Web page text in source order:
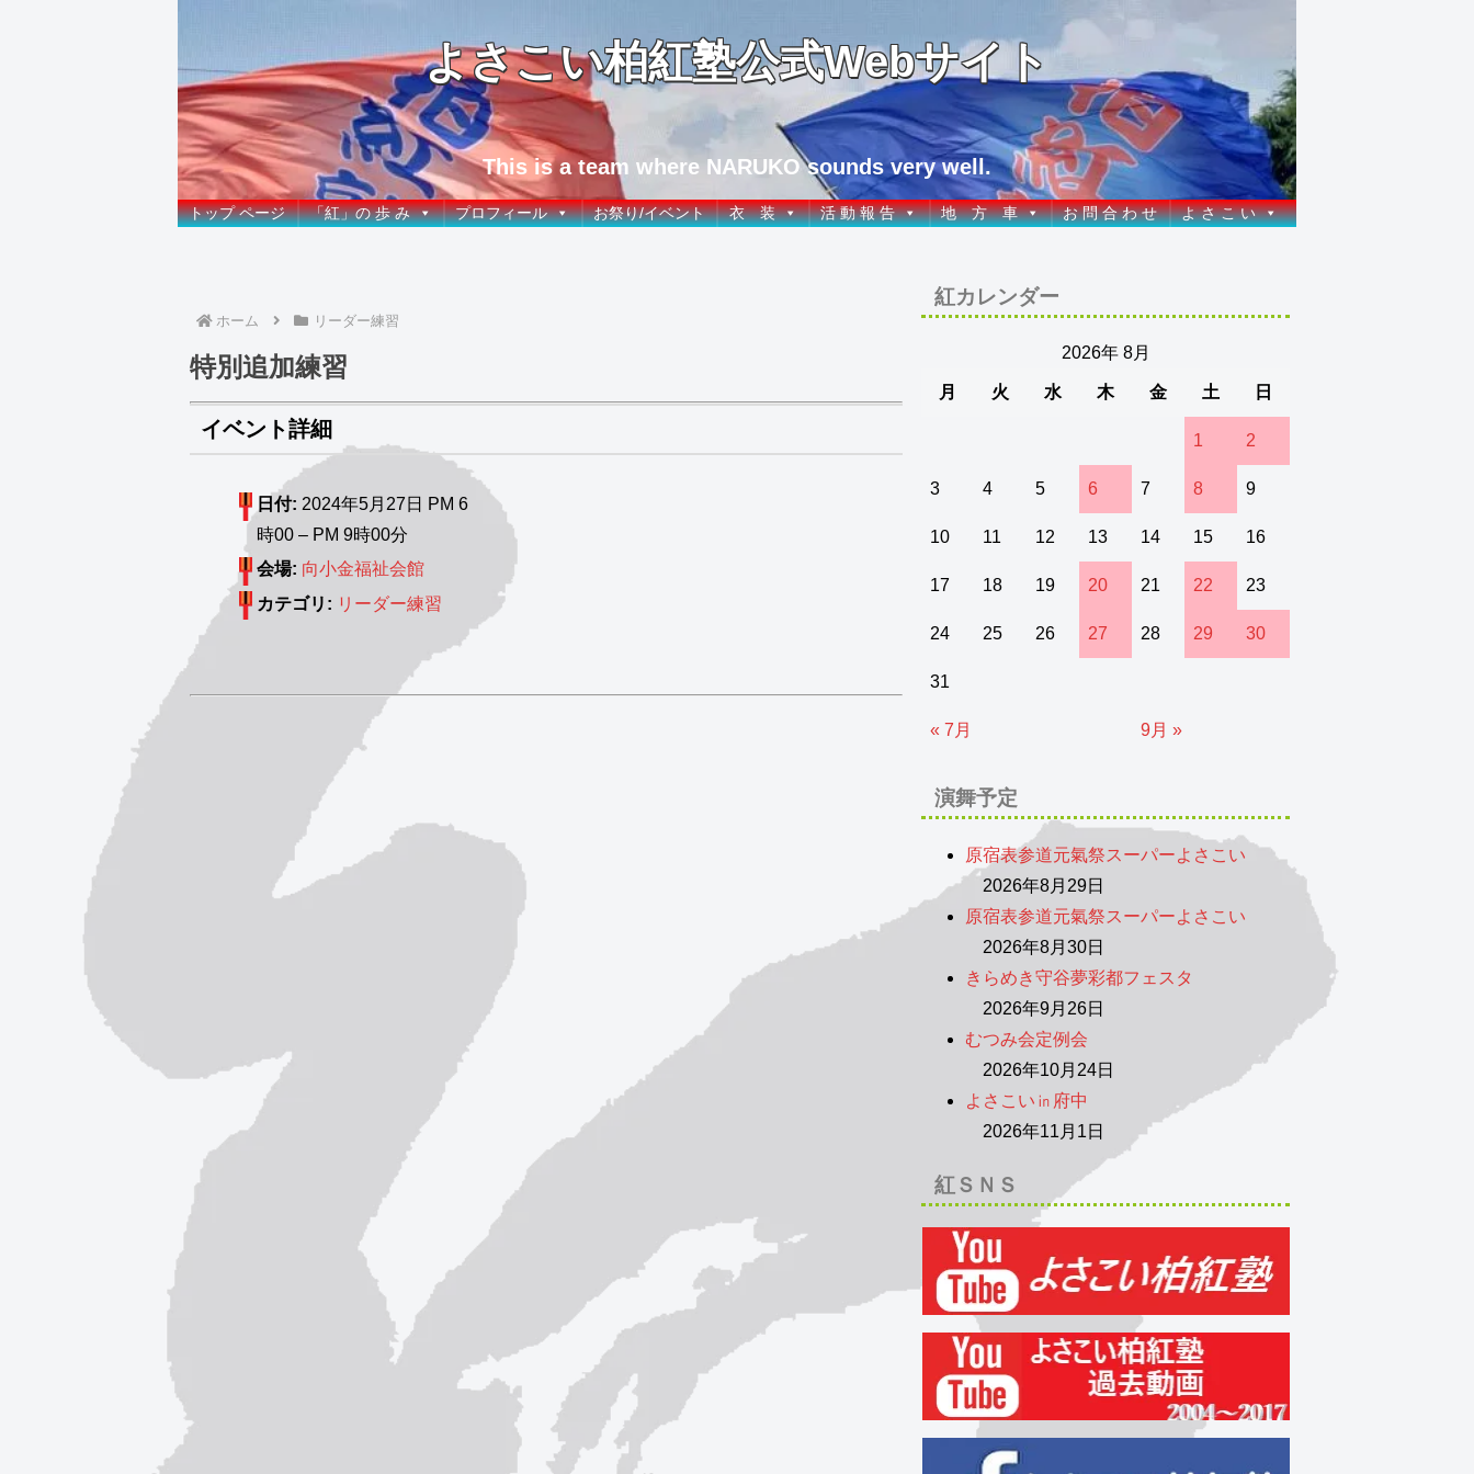
よさこい柏紅塾公式Webサイト
This is a team where NARUKO sounds very well.
トップ ページ 「紅」の 歩 み プロフィール お祭り/イベント 衣 装 活 動 報 告 地 方 車 お 問 合 わ せ よ さ こ い
ホーム リーダー練習
特別追加練習
イベント詳細
日付: 2024年5月27日 PM 6
時00 – PM 9時00分
会場: 向小金福祉会館
カテゴリ: リーダー練習
紅カレンダー
2026年 8月
月 火 水 木 金 土 日
1 2
3 4 5 6 7 8 9
10 11 12 13 14 15 16
17 18 19 20 21 22 23
24 25 26 27 28 29 30
31
« 7月 9月 »
演舞予定
原宿表参道元氣祭スーパーよさこい
2026年8月29日
原宿表参道元氣祭スーパーよさこい
2026年8月30日
きらめき守谷夢彩都フェスタ
2026年9月26日
むつみ会定例会
2026年10月24日
よさこい㏌府中
2026年11月1日
紅ＳＮＳ